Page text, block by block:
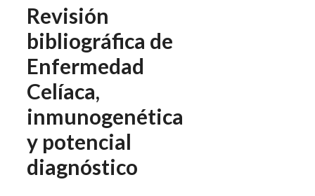
Revisión
bibliográfica de
Enfermedad
Celíaca,
inmunogenética
y potencial
diagnóstico